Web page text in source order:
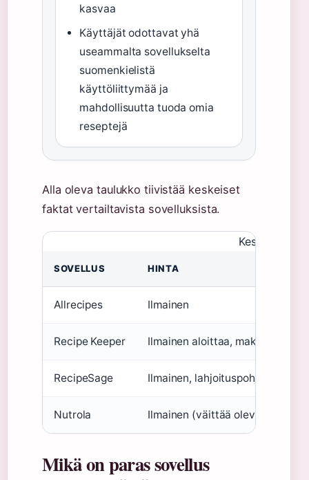
kasvaa
Käyttäjät odottavat yhä
useammalta sovellukselta
suomenkielistä
käyttöliittymää ja
mahdollisuutta tuoda omia
reseptejä
Alla oleva taulukko tiivistää keskeiset
faktat vertailtavista sovelluksista.
Keskeisiä
SOVELLUS HINTA
Allrecipes Ilmainen
Recipe Keeper Ilmainen aloittaa, maksullinen
RecipeSage Ilmainen, lahjoituspohjainen
Nutrola Ilmainen (väittää olevansa
Mikä on paras sovellus